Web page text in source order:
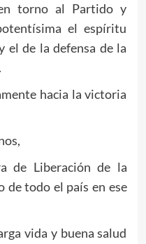
torno al Partido y
el espíritu
el de la defensa de la
hacia la victoria
de Liberación de la
de todo el país en ese
vida y buena salud